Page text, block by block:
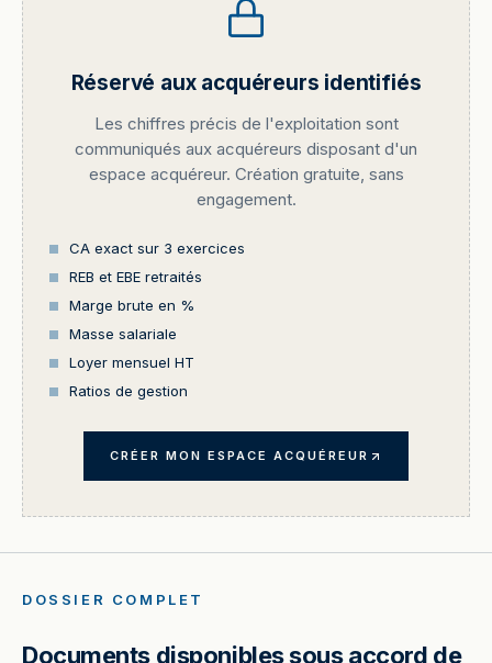
Réservé aux acquéreurs identifiés
Les chiffres précis de l'exploitation sont
communiqués aux acquéreurs disposant d'un
espace acquéreur. Création gratuite, sans
engagement.
CA exact sur 3 exercices
REB et EBE retraités
Marge brute en %
Masse salariale
Loyer mensuel HT
Ratios de gestion
CRÉER MON ESPACE ACQUÉREUR
DOSSIER COMPLET
Documents disponibles sous accord de